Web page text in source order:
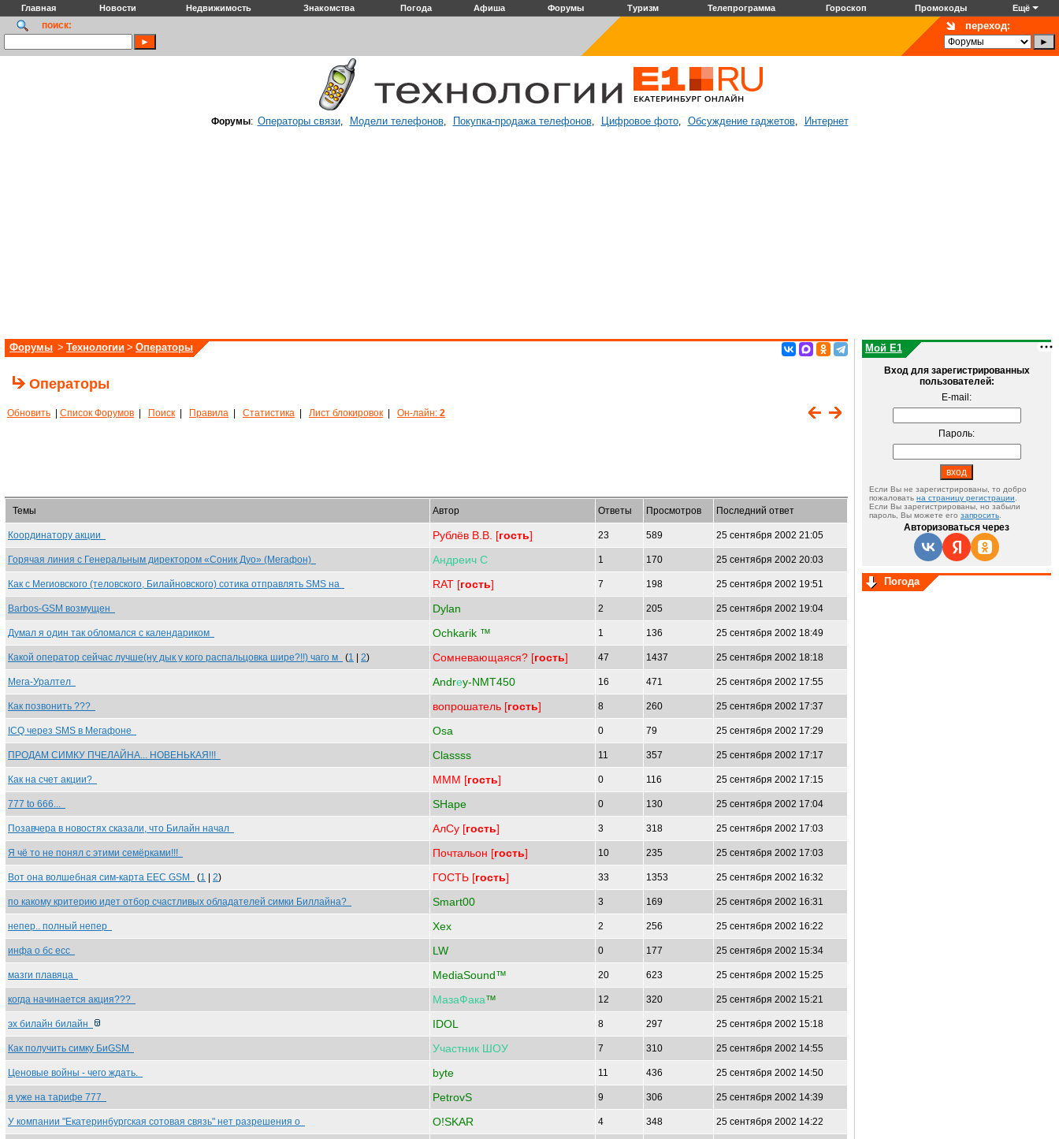
Главная Новости Недвижимость Знакомства Погода Афиша Форумы Туризм Телепрограмма Гороскоп Промокоды Ещё
поиск: переход:
Форумы: Операторы связи, Модели телефонов, Покупка-продажа телефонов, Цифровое фото, Обсуждение гаджетов, Интернет
Форумы > Технологии > Операторы
Операторы
Обновить Список Форумов Поиск Правила Статистика Лист блокировок Он-лайн: 2
Темы Автор Ответы Просмотров Последний ответ
Координатору акции Рублёв В.В. [гость] 23 589 25 сентября 2002 21:05
Горячая линия с Генеральным директором «Соник Дуо» (Мегафон) Андреич С 1 170 25 сентября 2002 20:03
Как с Мегиовского (теловского, Билайновского) сотика отправлять SMS на RAT [гость] 7 198 25 сентября 2002 19:51
Barbos-GSM возмущен Dylan 2 205 25 сентября 2002 19:04
Думал я один так обломался с календариком Ochkarik ™ 1 136 25 сентября 2002 18:49
Какой оператор сейчас лучше(ну дык у кого распальцовка шире?!!) чаго м (1 2) Сомневающаяся? [гость] 47 1437 25 сентября 2002 18:18
Мега-Уралтел Andrеy-NMT450 16 471 25 сентября 2002 17:55
Как позвонить ??? вопрошатель [гость] 8 260 25 сентября 2002 17:37
ICQ через SMS в Мегафоне Osa 0 79 25 сентября 2002 17:29
ПРОДАМ СИМКУ ПЧЕЛАЙНА... НОВЕНЬКАЯ!!! Classss 11 357 25 сентября 2002 17:17
Как на счет акции? МММ [гость] 0 116 25 сентября 2002 17:15
777 to 666... SHape 0 130 25 сентября 2002 17:04
Позавчера в новостях сказали, что Билайн начал АлСу [гость] 3 318 25 сентября 2002 17:03
Я чё то не понял с этими семёрками!!! Почтальон [гость] 10 235 25 сентября 2002 17:03
Вот она волшебная сим-карта EEC GSM (1 2) ГОСТЬ [гость] 33 1353 25 сентября 2002 16:32
по какому критерию идет отбор счастливых обладателей симки Биллайна? Smart00 3 169 25 сентября 2002 16:31
непер.. полный непер Xex 2 256 25 сентября 2002 16:22
инфа о бс есс LW 0 177 25 сентября 2002 15:34
мазги плавяца MediaSound™ 20 623 25 сентября 2002 15:25
когда начинается акция??? МазаФака™ 12 320 25 сентября 2002 15:21
эх билайн билайн IDOL 8 297 25 сентября 2002 15:18
Как получить симку БиGSM Участник ШОУ 7 310 25 сентября 2002 14:55
Ценовые войны - чего ждать. byte 11 436 25 сентября 2002 14:50
я уже на тарифе 777 PetrovS 9 306 25 сентября 2002 14:39
У компании "Екатеринбургская сотовая связь" нет разрешения о O!SKAR 4 348 25 сентября 2002 14:22
Мой E1
Вход для зарегистрированных
пользователей:
E-mail:
Пароль:
Если Вы не зарегистрированы, то добро
пожаловать на страницу регистрации
Если Вы зарегистрированы, но забыли
пароль, Вы можете его запросить
Авторизоваться через
Погода